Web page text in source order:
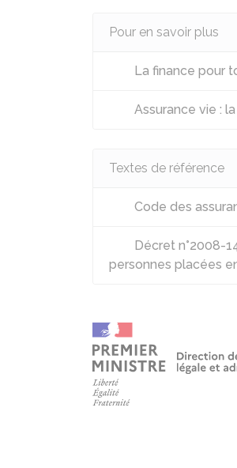
Pour en savoir plus
La finance pour
Assurance vie :
Textes de référence
Code des
Décret n°2008-
personnes placées